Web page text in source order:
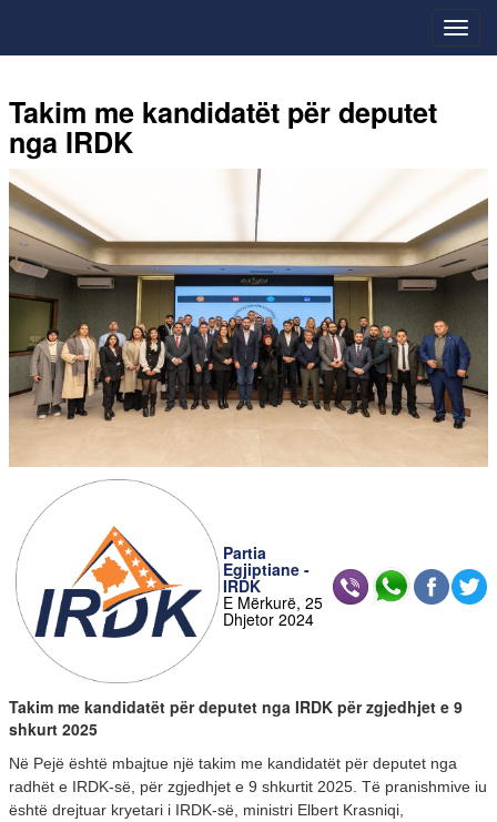
Takim me kandidatët për deputet
nga IRDK
Partia
Egjiptiane -
IRDK
E Mërkurë, 25
Dhjetor 2024
Takim me kandidatët për deputet nga IRDK për zgjedhjet e 9
shkurt 2025
Në Pejë është mbajtue një takim me kandidatët për deputet nga
radhët e IRDK-së, për zgjedhjet e 9 shkurtit 2025. Të pranishmive iu
është drejtuar kryetari i IRDK-së, ministri Elbert Krasniqi,